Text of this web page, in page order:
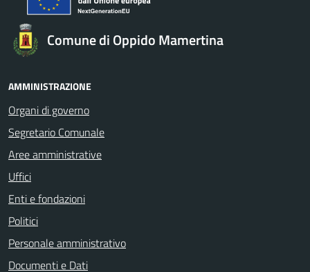
Comune di Oppido Mamertina
AMMINISTRAZIONE
Organi di governo
Segretario Comunale
Aree amministrative
Uffici
Enti e fondazioni
Politici
Personale amministrativo
Documenti e Dati